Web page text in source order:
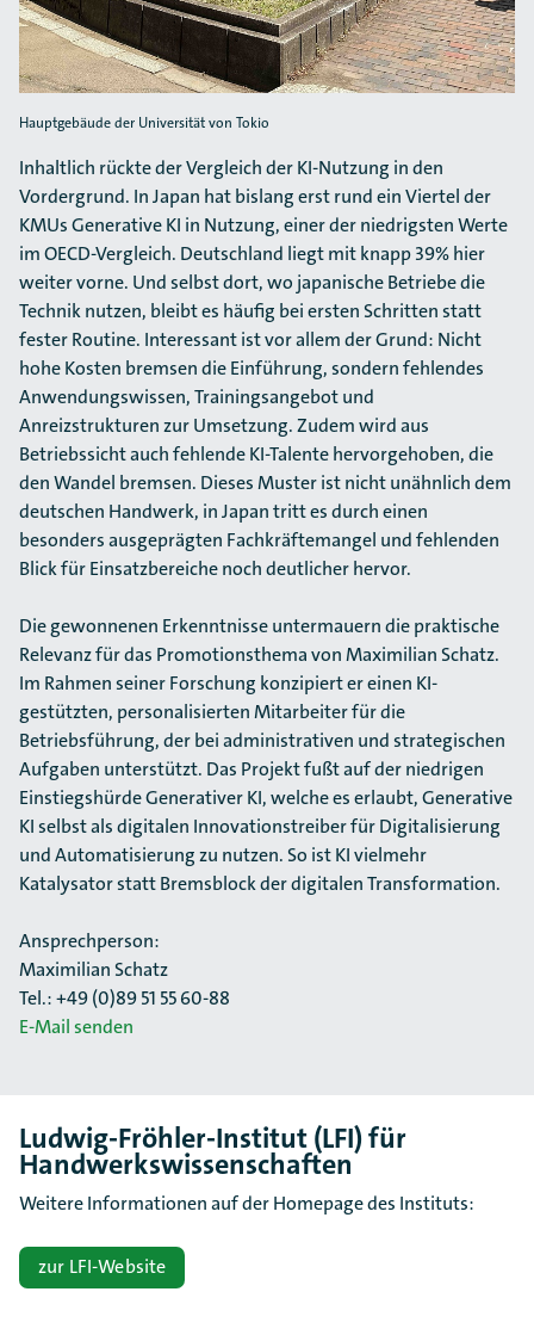
Hauptgebäude der Universität von Tokio
Inhaltlich rückte der Vergleich der KI-Nutzung in den
Vordergrund. In Japan hat bislang erst rund ein Viertel der
KMUs Generative KI in Nutzung, einer der niedrigsten Werte
im OECD-Vergleich. Deutschland liegt mit knapp 39% hier
weiter vorne. Und selbst dort, wo japanische Betriebe die
Technik nutzen, bleibt es häufig bei ersten Schritten statt
fester Routine. Interessant ist vor allem der Grund: Nicht
hohe Kosten bremsen die Einführung, sondern fehlendes
Anwendungswissen, Trainingsangebot und
Anreizstrukturen zur Umsetzung. Zudem wird aus
Betriebssicht auch fehlende KI-Talente hervorgehoben, die
den Wandel bremsen. Dieses Muster ist nicht unähnlich dem
deutschen Handwerk, in Japan tritt es durch einen
besonders ausgeprägten Fachkräftemangel und fehlenden
Blick für Einsatzbereiche noch deutlicher hervor.
Die gewonnenen Erkenntnisse untermauern die praktische
Relevanz für das Promotionsthema von Maximilian Schatz.
Im Rahmen seiner Forschung konzipiert er einen KI-
gestützten, personalisierten Mitarbeiter für die
Betriebsführung, der bei administrativen und strategischen
Aufgaben unterstützt. Das Projekt fußt auf der niedrigen
Einstiegshürde Generativer KI, welche es erlaubt, Generative
KI selbst als digitalen Innovationstreiber für Digitalisierung
und Automatisierung zu nutzen. So ist KI vielmehr
Katalysator statt Bremsblock der digitalen Transformation.
Ansprechperson:
Maximilian Schatz
Tel.: +49 (0)89 51 55 60-88
E-Mail senden
Ludwig-Fröhler-Institut (LFI) für
Handwerkswissenschaften
Weitere Informationen auf der Homepage des Instituts:
zur LFI-Website